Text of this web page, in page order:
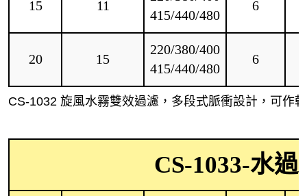
CS-1032 旋風水霧雙效過濾，多段式脈衝設計，可作
15 11
415/440/480
6
20 15
220/380/400
415/440/480
6
CS-1033-水